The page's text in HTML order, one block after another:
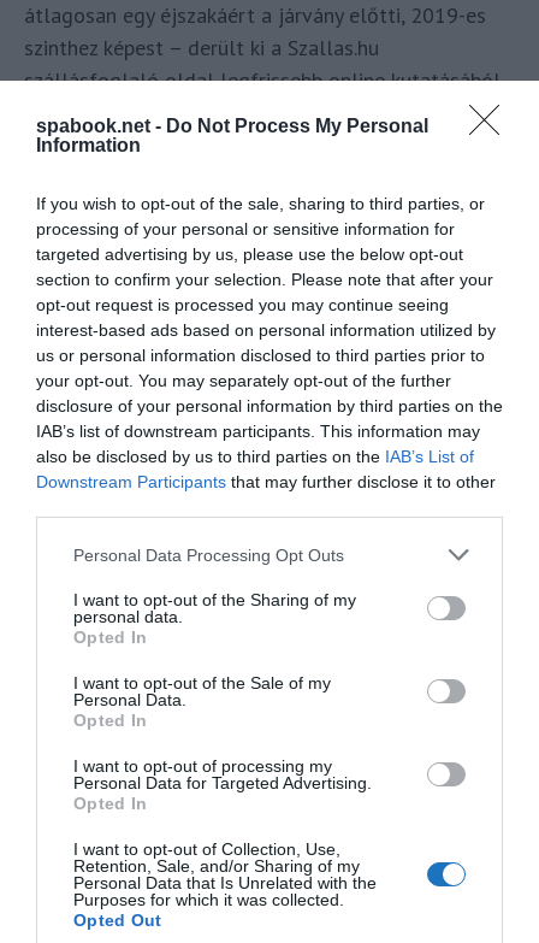
spabook.net - Do Not Process My Personal
Information
If you wish to opt-out of the sale, sharing to third parties, or
processing of your personal or sensitive information for
targeted advertising by us, please use the below opt-out
section to confirm your selection. Please note that after your
opt-out request is processed you may continue seeing
interest-based ads based on personal information utilized by
us or personal information disclosed to third parties prior to
your opt-out. You may separately opt-out of the further
disclosure of your personal information by third parties on the
IAB’s list of downstream participants. This information may
also be disclosed by us to third parties on the IAB’s List of
Downstream Participants that may further disclose it to other
Please note that this website/app uses one or more Google
not limited to your visit or usage behaviour. You may click to
grant or deny consent to Google and its third-party tags to
use your data for below specified purposes in below Google
consent section.
Personal Data Processing Opt Outs
I want to opt-out of the Sharing of my
personal data.
Opted In
I want to opt-out of the Sale of my
Personal Data.
Opted In
I want to opt-out of processing my
Personal Data for Targeted Advertising.
Opted In
I want to opt-out of Collection, Use,
Retention, Sale, and/or Sharing of my
Personal Data that Is Unrelated with the
Purposes for which it was collected.
Opted Out
átlagosan egy éjszakáért a járvány előtti, 2019-es
szinthez képest – derült ki a Szallas.hu
szállásfoglaló oldal legfrissebb online kutatásából.
OLVASS TOVÁBB
AZ AIRBNB SZÁZEZER MENEKÜLTNEK AD
írtaKassay Tamás
bejelentette jótékonysági kezdeményezését, mára
pedig az Airbnb is összeállított egy tervet, amely
segítségével szállást biztosítana az Ukrajnából